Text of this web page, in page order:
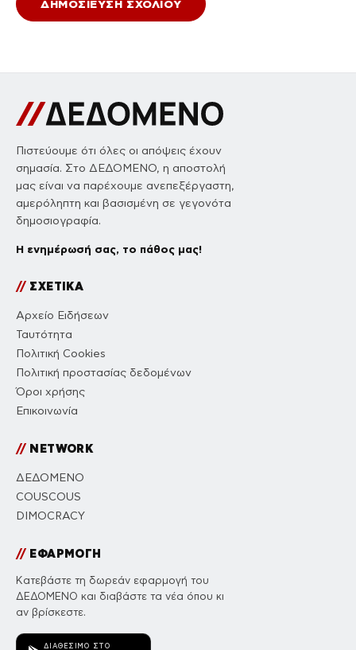
Πιστεύουμε ότι όλες οι απόψεις έχουν
σημασία. Στο ΔΕΔΟΜΕΝΟ, η αποστολή
μας είναι να παρέχουμε ανεπεξέργαστη,
αμερόληπτη και βασισμένη σε γεγονότα
δημοσιογραφία.
Η ενημέρωσή σας, το πάθος μας!
//ΣΧΕΤΙΚΑ
Αρχείο Ειδήσεων
Ταυτότητα
Πολιτική Cookies
Πολιτική προστασίας δεδομένων
Όροι χρήσης
Επικοινωνία
//NETWORK
ΔΕΔΟΜΕΝΟ
COUSCOUS
DIMOCRACY
//ΕΦΑΡΜΟΓΗ
Κατεβάστε τη δωρεάν εφαρμογή του
ΔΕΔΟΜΕΝΟ και διαβάστε τα νέα όπου κι
αν βρίσκεστε.
ΔΙΑΘΈΣΙΜΟ ΣΤΟ